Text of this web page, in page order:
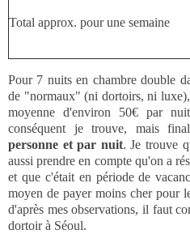
Total approx. pour une semaine
Pour 7 nuits en chambre double
de "normaux" (ni dortoirs, ni
moyenne d'environ 50€ par
conséquent je trouve, mais
personne et par nuit. Je trouve
aussi prendre en compte qu'on a
et que c'était en période de
moyen de payer moins cher pour
d'après mes observations, il faut
dortoir à Séoul.